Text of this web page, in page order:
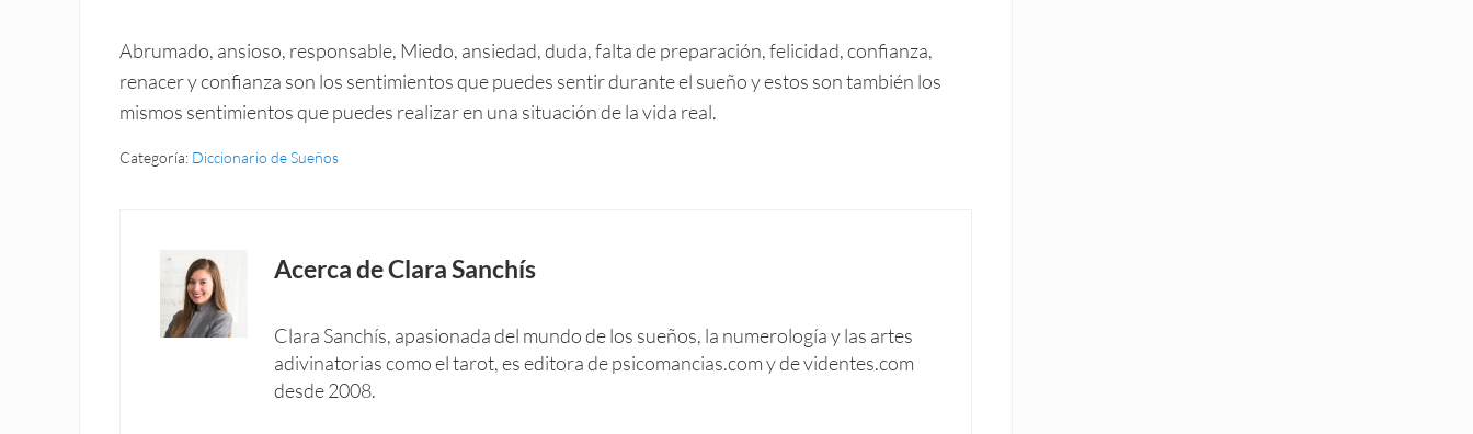
Abrumado, ansioso, responsable, Miedo, ansiedad, duda, falta de preparación, felicidad, confianza,
renacer y confianza son los sentimientos que puedes sentir durante el sueño y estos son también los
mismos sentimientos que puedes realizar en una situación de la vida real.
Categoría: Diccionario de Sueños
Acerca deClara Sanchís
Clara Sanchís, apasionada del mundo de los sueños, la numerología y las artes
adivinatorias como el tarot, es editora de psicomancias.com y de videntes.com
desde 2008.